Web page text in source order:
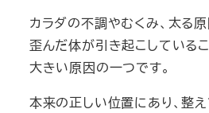
カラダの不調やむくみ、太る
歪んだ体が引き起こしている
大きい原因の一つです。
本来の正しい位置にあり、整